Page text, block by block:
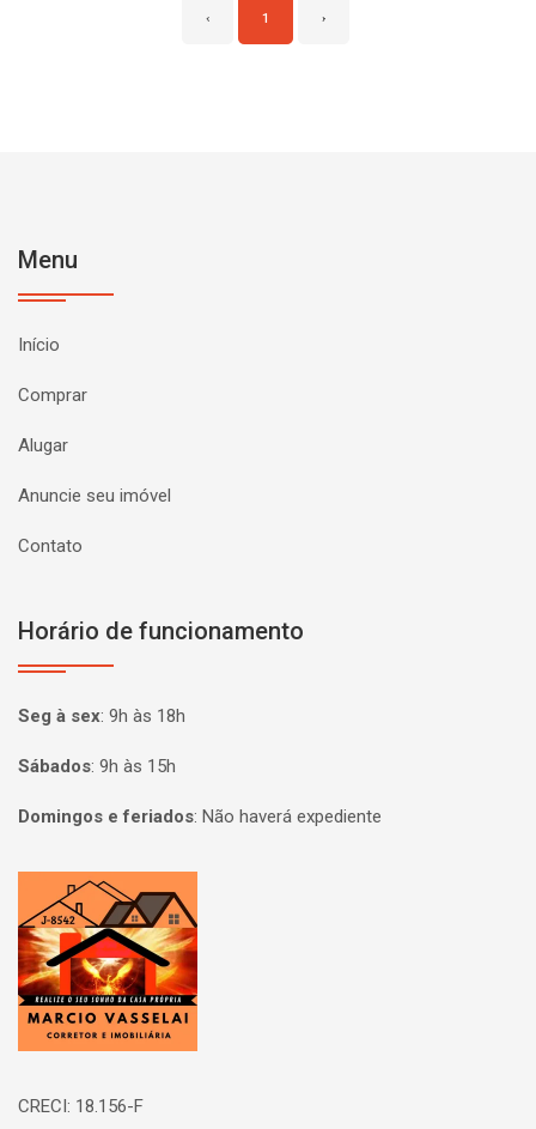
‹ 1 ›
Menu
Início
Comprar
Alugar
Anuncie seu imóvel
Contato
Horário de funcionamento
Seg à sex: 9h às 18h
Sábados: 9h às 15h
Domingos e feriados: Não haverá expediente
Página inicial
CRECI: 18.156-F